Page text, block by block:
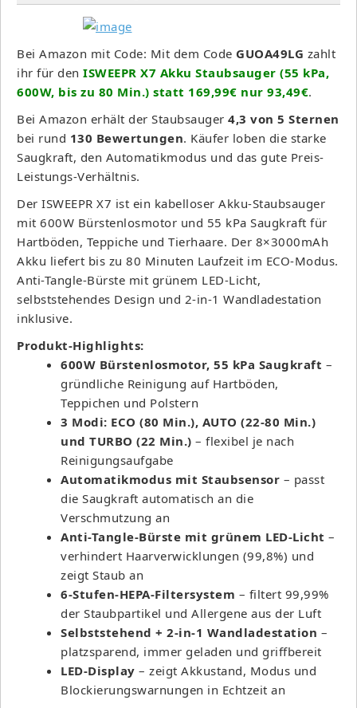
Bei Amazon mit Code: Mit dem Code GUOA49LG zahlt
ihr für den ISWEEPR X7 Akku Staubsauger (55 kPa,
600W, bis zu 80 Min.) statt 169,99€ nur 93,49€.
Bei Amazon erhält der Staubsauger 4,3 von 5 Sternen
bei rund 130 Bewertungen. Käufer loben die starke
Saugkraft, den Automatikmodus und das gute Preis-
Leistungs-Verhältnis.
Der ISWEEPR X7 ist ein kabelloser Akku-Staubsauger
mit 600W Bürstenlosmotor und 55 kPa Saugkraft für
Hartböden, Teppiche und Tierhaare. Der 8×3000mAh
Akku liefert bis zu 80 Minuten Laufzeit im ECO-Modus.
Anti-Tangle-Bürste mit grünem LED-Licht,
selbststehendes Design und 2-in-1 Wandladestation
inklusive.
Produkt-Highlights:
600W Bürstenlosmotor, 55 kPa Saugkraft –
gründliche Reinigung auf Hartböden,
Teppichen und Polstern
3 Modi: ECO (80 Min.), AUTO (22-80 Min.)
und TURBO (22 Min.) – flexibel je nach
Reinigungsaufgabe
Automatikmodus mit Staubsensor – passt
die Saugkraft automatisch an die
Verschmutzung an
Anti-Tangle-Bürste mit grünem LED-Licht –
verhindert Haarverwicklungen (99,8%) und
zeigt Staub an
6-Stufen-HEPA-Filtersystem – filtert 99,99%
der Staubpartikel und Allergene aus der Luft
Selbststehend + 2-in-1 Wandladestation –
platzsparend, immer geladen und griffbereit
LED-Display – zeigt Akkustand, Modus und
Blockierungswarnungen in Echtzeit an